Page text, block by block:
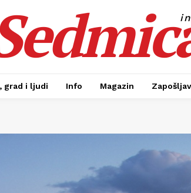
grad i ljudi Info Magazin